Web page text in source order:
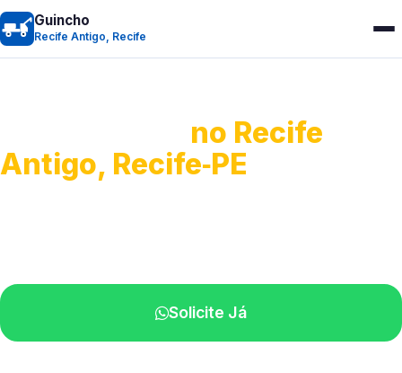
Guincho
Recife Antigo, Recife
no Recife
Antigo, Recife‑PE
Solicite Já